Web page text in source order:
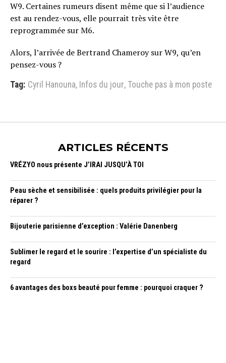
W9. Certaines rumeurs disent même que si l’audience
est au rendez-vous, elle pourrait très vite être
reprogrammée sur M6.
Alors, l’arrivée de Bertrand Chameroy sur W9, qu’en
pensez-vous ?
Tag: Cyril Hanouna, Infos du jour, Touche pas à mon poste
ARTICLES RÉCENTS
VRÉZYO nous présente J’IRAI JUSQU’À TOI
Peau sèche et sensibilisée : quels produits privilégier pour la
réparer ?
Bijouterie parisienne d’exception : Valérie Danenberg
Sublimer le regard et le sourire : l’expertise d’un spécialiste du
regard
6 avantages des boxs beauté pour femme : pourquoi craquer ?